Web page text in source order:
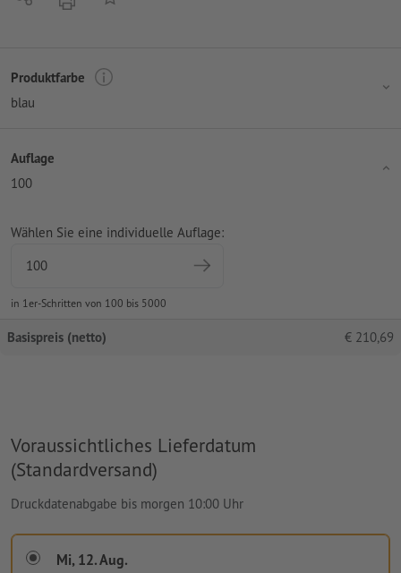
Produktfarbe
blau
Auflage
100
Wählen Sie eine individuelle Auflage:
in 1er-Schritten von 100 bis 5000
Basispreis (netto) € 210,69
Voraussichtliches Lieferdatum
(Standardversand)
Druckdatenabgabe bis morgen 10:00 Uhr
Mi, 12. Aug.